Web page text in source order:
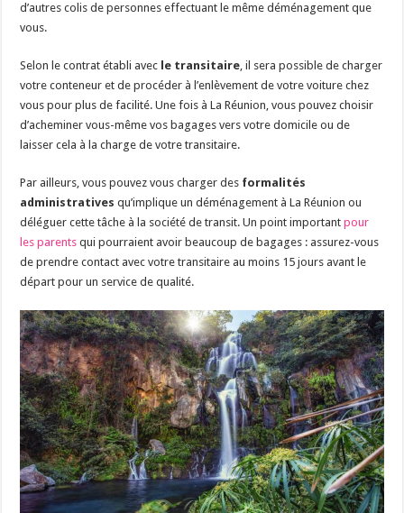
d’autres colis de personnes effectuant le même déménagement que
vous.
Selon le contrat établi avec le transitaire, il sera possible de charger
votre conteneur et de procéder à l’enlèvement de votre voiture chez
vous pour plus de facilité. Une fois à La Réunion, vous pouvez choisir
d’acheminer vous-même vos bagages vers votre domicile ou de
laisser cela à la charge de votre transitaire.
Par ailleurs, vous pouvez vous charger des formalités
administratives qu’implique un déménagement à La Réunion ou
déléguer cette tâche à la société de transit. Un point importantpour
les parents qui pourraient avoir beaucoup de bagages : assurez-vous
de prendre contact avec votre transitaire au moins 15 jours avant le
départ pour un service de qualité.